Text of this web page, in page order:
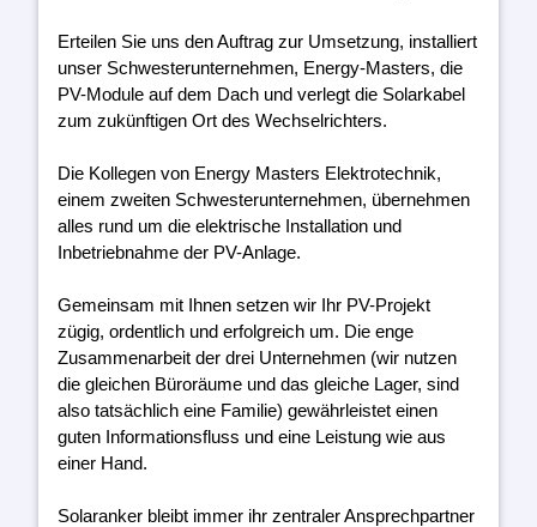
Erteilen Sie uns den Auftrag zur Umsetzung, installiert
unser Schwesterunternehmen, Energy-Masters, die
PV-Module auf dem Dach und verlegt die Solarkabel
zum zukünftigen Ort des Wechselrichters.
Die Kollegen von Energy Masters Elektrotechnik,
einem zweiten Schwesterunternehmen, übernehmen
alles rund um die elektrische Installation und
Inbetriebnahme der PV-Anlage.
Gemeinsam mit Ihnen setzen wir Ihr PV-Projekt
zügig, ordentlich und erfolgreich um. Die enge
Zusammenarbeit der drei Unternehmen (wir nutzen
die gleichen Büroräume und das gleiche Lager, sind
also tatsächlich eine Familie) gewährleistet einen
guten Informationsfluss und eine Leistung wie aus
einer Hand.
Solaranker bleibt immer ihr zentraler Ansprechpartner